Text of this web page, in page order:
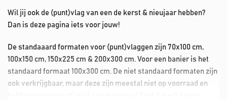
Wil jij ook de (punt)vlag van een de kerst & nieujaar hebben?
Dan is deze pagina iets voor jouw!
De standaaard formaten voor (punt)vlaggen zijn 70x100 cm,
100x150 cm, 150x225 cm & 200x300 cm. Voor een banier is het
standaard formaat 100x300 cm. De niet standaard formaten zijn
ook verkrijgbaar, maar deze zijn meestal niet op voorraad en